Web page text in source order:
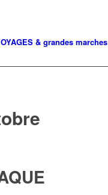
& grandes marches